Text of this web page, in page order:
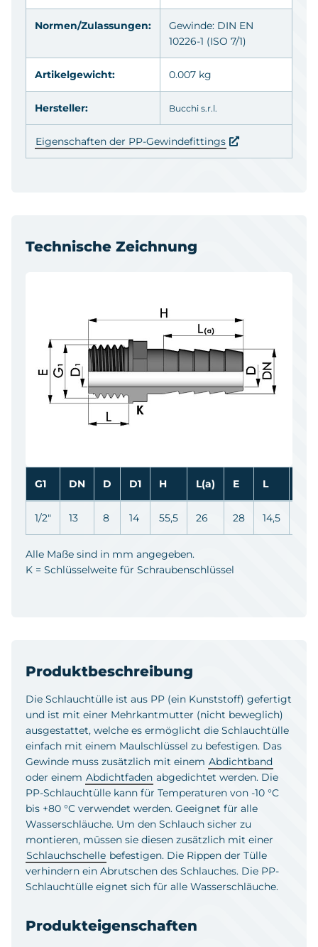
Produktbeschreibung
Die Schlauchtülle ist aus PP (ein Kunststoff) gefertigt
und ist mit einer Mehrkantmutter (nicht beweglich)
ausgestattet, welche es ermöglicht die Schlauchtülle
einfach mit einem Maulschlüssel zu befestigen. Das
Gewinde muss zusätzlich mit einem Abdichtband
oder einem Abdichtfaden abgedichtet werden. Die
PP-Schlauchtülle kann für Temperaturen von -10 °C
bis +80 °C verwendet werden. Geeignet für alle
Wasserschläuche. Um den Schlauch sicher zu
montieren, müssen sie diesen zusätzlich mit einer
Schlauchschelle befestigen. Die Rippen der Tülle
verhindern ein Abrutschen des Schlauches. Die PP-
Schlauchtülle eignet sich für alle Wasserschläuche.
Produkteigenschaften
Normen/Zulassungen:
Gewinde: DIN EN
10226-1 (ISO 7/1)
Artikelgewicht: 0.007 kg
Hersteller: Bucchi s.r.l.
Eigenschaften der PP-Gewindefittings
Technische Zeichnung
G1 DN D D1 H L(a) E L
1/2" 13 8 14 55,5 26 28 14,5
Alle Maße sind in mm angegeben.
K = Schlüsselweite für Schraubenschlüssel